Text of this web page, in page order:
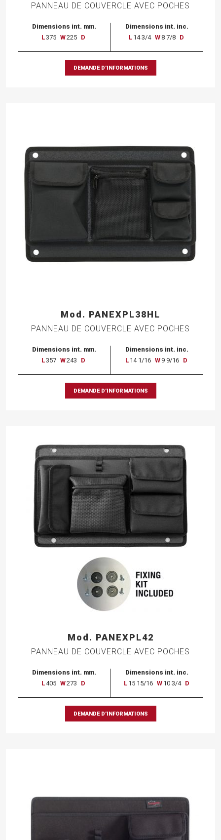
PANNEAU DE COUVERCLE AVEC POCHES
Dimensions int. mm.
L375 W225 D
Dimensions int. inc.
L 14 3/4 W8 7/8 D
DEMANDE D’INFORMATIONS
Mod. PANEXPL38HL
PANNEAU DE COUVERCLE AVEC POCHES
Dimensions int. mm.
L357 W243 D
Dimensions int. inc.
L 14 1/16 W 9 9/16 D
DEMANDE D’INFORMATIONS
Mod. PANEXPL42
PANNEAU DE COUVERCLE AVEC POCHES
Dimensions int. mm.
L405 W273 D
Dimensions int. inc.
L 15 15/16 W 10 3/4 D
DEMANDE D’INFORMATIONS